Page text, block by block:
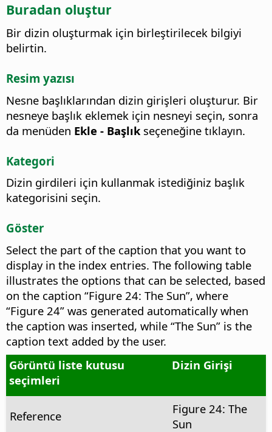
Buradan oluştur
Bir dizin oluşturmak için birleştirilecek bilgiyi
belirtin.
Resim yazısı
Nesne başlıklarından dizin girişleri oluşturur. Bir
nesneye başlık eklemek için nesneyi seçin, sonra
da menüden Ekle - Başlık seçeneğine tıklayın.
Kategori
Dizin girdileri için kullanmak istediğiniz başlık
kategorisini seçin.
Göster
Select the part of the caption that you want to
display in the index entries. The following table
illustrates the options that can be selected, based
on the caption “Figure 24: The Sun”, where
“Figure 24” was generated automatically when
the caption was inserted, while “The Sun” is the
caption text added by the user.
Görüntü liste kutusu
seçimleri
Dizin Girişi
Reference
Figure 24: The
Sun